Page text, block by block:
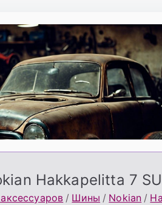
Hakkapelitta 7
Шины Nokian